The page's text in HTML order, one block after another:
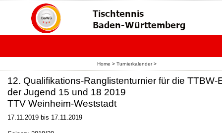
Home > Turnierkalender>
12. Qualifikations-Ranglistenturnier für die TTBW-
der Jugend 15 und 18 2019
TTV Weinheim-Weststadt
17.11.2019 bis 17.11.2019